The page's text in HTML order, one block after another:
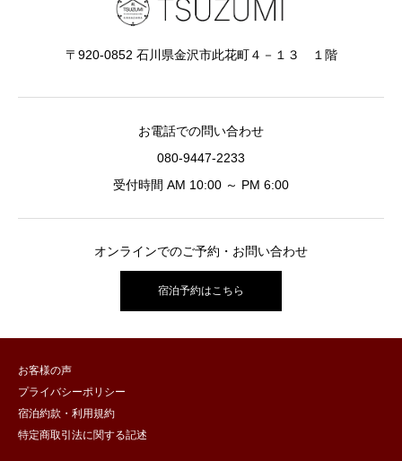
〒920-0852 石川県金沢市此花町４－１３ １階
お電話での問い合わせ
080-9447-2233
受付時間 AM 10:00 ～ PM 6:00
オンラインでのご予約・お問い合わせ
宿泊予約はこちら
お客様の声
プライバシーポリシー
宿泊約款・利用規約
特定商取引法に関する記述